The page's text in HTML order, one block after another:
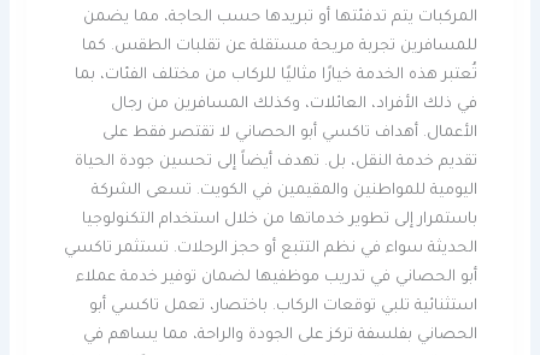
المركبات يتم تدفئتها أو تبريدها حسب الحاجة، مما يضمن
للمسافرين تجربة مريحة مستقلة عن تقلبات الطقس. كما
تُعتبر هذه الخدمة خيارًا مثاليًا للركاب من مختلف الفئات، بما
في ذلك الأفراد، العائلات، وكذلك المسافرين من رجال
الأعمال. أهداف تاكسي أبو الحصاني لا تقتصر فقط على
تقديم خدمة النقل، بل. تهدف أيضاً إلى تحسين جودة الحياة
اليومية للمواطنين والمقيمين في الكويت. تسعى الشركة
باستمرار إلى تطوير خدماتها من خلال استخدام التكنولوجيا
الحديثة سواء في نظم التتبع أو حجز الرحلات. تستثمر تاكسي
أبو الحصاني في تدريب موظفيها لضمان توفير خدمة عملاء
استثنائية تلبي توقعات الركاب. باختصار، تعمل تاكسي أبو
الحصاني بفلسفة تركز على الجودة والراحة، مما يساهم في